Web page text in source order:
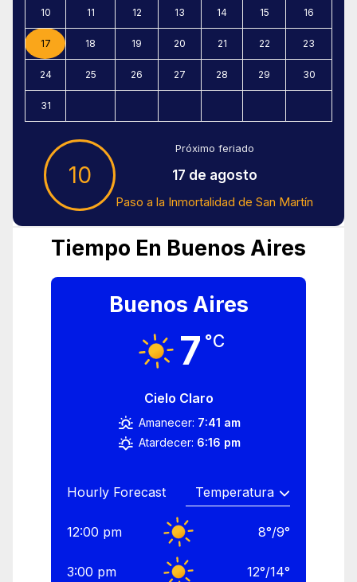
10 11 12 13 14 15 16
17 18 19 20 21 22 23
24 25 26 27 28 29 30
31
10
Próximo feriado
17 de agosto
Paso a la Inmortalidad de San Martín
Tiempo En Buenos Aires
Buenos Aires
7 °C
Cielo Claro
Amanecer: 7:41 am
Atardecer: 6:16 pm
Hourly Forecast
12:00 pm 8°/9°
3:00 pm 12°/14°